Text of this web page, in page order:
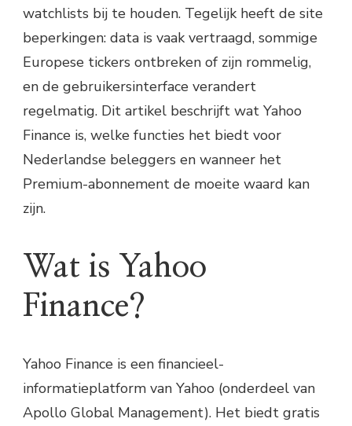
watchlists bij te houden. Tegelijk heeft de site
beperkingen: data is vaak vertraagd, sommige
Europese tickers ontbreken of zijn rommelig,
en de gebruikersinterface verandert
regelmatig. Dit artikel beschrijft wat Yahoo
Finance is, welke functies het biedt voor
Nederlandse beleggers en wanneer het
Premium-abonnement de moeite waard kan
zijn.
Wat is Yahoo
Finance?
Yahoo Finance is een financieel-
informatieplatform van Yahoo (onderdeel van
Apollo Global Management). Het biedt gratis